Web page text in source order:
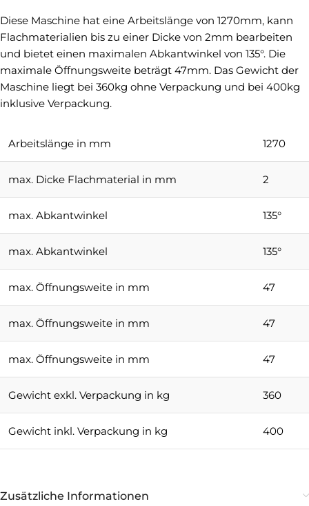
Diese Maschine hat eine Arbeitslänge von 1270mm, kann
Flachmaterialien bis zu einer Dicke von 2mm bearbeiten
und bietet einen maximalen Abkantwinkel von 135°. Die
maximale Öffnungsweite beträgt 47mm. Das Gewicht der
Maschine liegt bei 360kg ohne Verpackung und bei 400kg
inklusive Verpackung.
Arbeitslänge in mm 1270
max. Dicke Flachmaterial in mm 2
max. Abkantwinkel 135°
max. Abkantwinkel 135°
max. Öffnungsweite in mm 47
max. Öffnungsweite in mm 47
max. Öffnungsweite in mm 47
Gewicht exkl. Verpackung in kg 360
Gewicht inkl. Verpackung in kg 400
Zusätzliche Informationen